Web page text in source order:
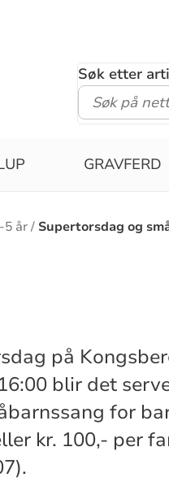
Søk etter
GRAVFERD
5 år Supertorsdag og
på
blir det
for
kr. 100,- per